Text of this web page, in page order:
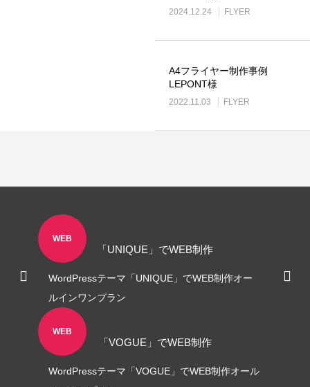
角２封筒制作事例 山本会計事務所
2024.12.24 FLYER
A4フライヤー制作事例
LEPONT様
2022.11.03 FLYER
WEB
「UNIQUE」でWEB制作
WordPressテーマ「UNIQUE」でWEB制作オー
ルインワンプラン
WEB
「VOGUE」でWEB制作
WordPressテーマ「VOGUE」でWEB制作オール